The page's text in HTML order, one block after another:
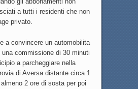
a tutti i residenti che non
privato.
a convincere un automobilita
commissione di 30 minuti
a parcheggiare nella
di Aversa distante circa 1
2 ore di sosta per poi